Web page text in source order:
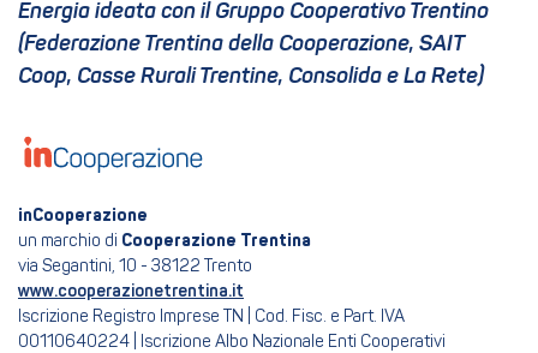
Energia ideata con il Gruppo Cooperativo Trentino
(Federazione Trentina della Cooperazione, SAIT
Coop, Casse Rurali Trentine, Consolida e La Rete)
inCooperazione
un marchio di Cooperazione Trentina
via Segantini, 10 - 38122 Trento
www.cooperazionetrentina.it
Iscrizione Registro Imprese TN | Cod. Fisc. e Part. IVA
00110640224 | Iscrizione Albo Nazionale Enti Cooperativi